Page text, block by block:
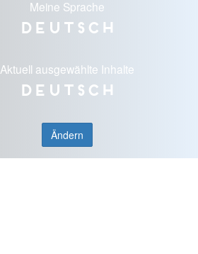
Meine Sprache
Deutsch
Aktuell ausgewählte Inhalte
Deutsch
Ändern